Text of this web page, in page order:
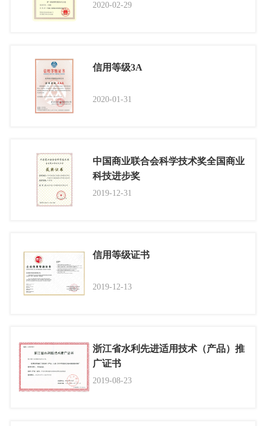
2020-02-29
信用等级3A
2020-01-31
中国商业联合会科学技术奖全国商业
科技进步奖
2019-12-31
信用等级证书
2019-12-13
浙江省水利先进适用技术（产品）推
广证书
2019-08-23